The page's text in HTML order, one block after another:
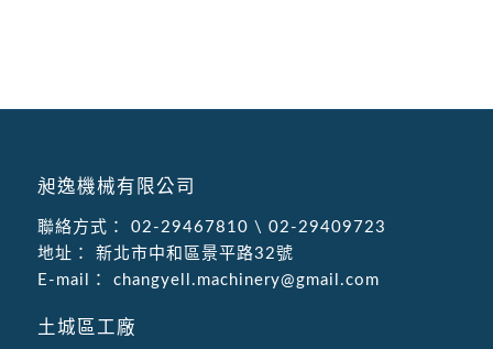
昶逸機械有限公司
聯絡方式： 02-29467810 \ 02-29409723
地址：
新北市中和區景平路32號
E-mail：
changyell.machinery@gmail.com
土城區工廠